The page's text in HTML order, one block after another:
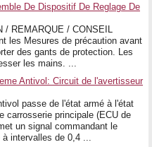
De Dispositif De Reglage De
/ REMARQUE / CONSEIL
les Mesures de précaution avant
des gants de protection. Les
les mains. ...
Antivol: Circuit de l'avertisseur
passe de l'état armé à l'état
carrosserie principale (ECU de
un signal commandant le
intervalles de 0,4 ...